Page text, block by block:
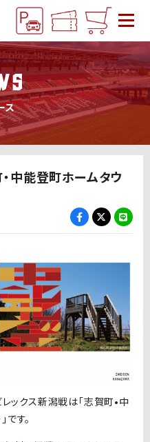
ス
能登町ホームタウ
ックス新潟戦は「志賀町•中
す。